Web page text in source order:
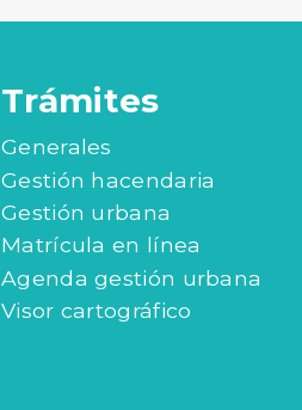
Trámites
Generales
Gestión hacendaria
Gestión urbana
Matrícula en línea
Agenda gestión urbana
Visor cartográfico